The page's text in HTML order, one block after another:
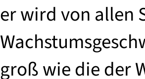
er wird von allen
groß wie die der